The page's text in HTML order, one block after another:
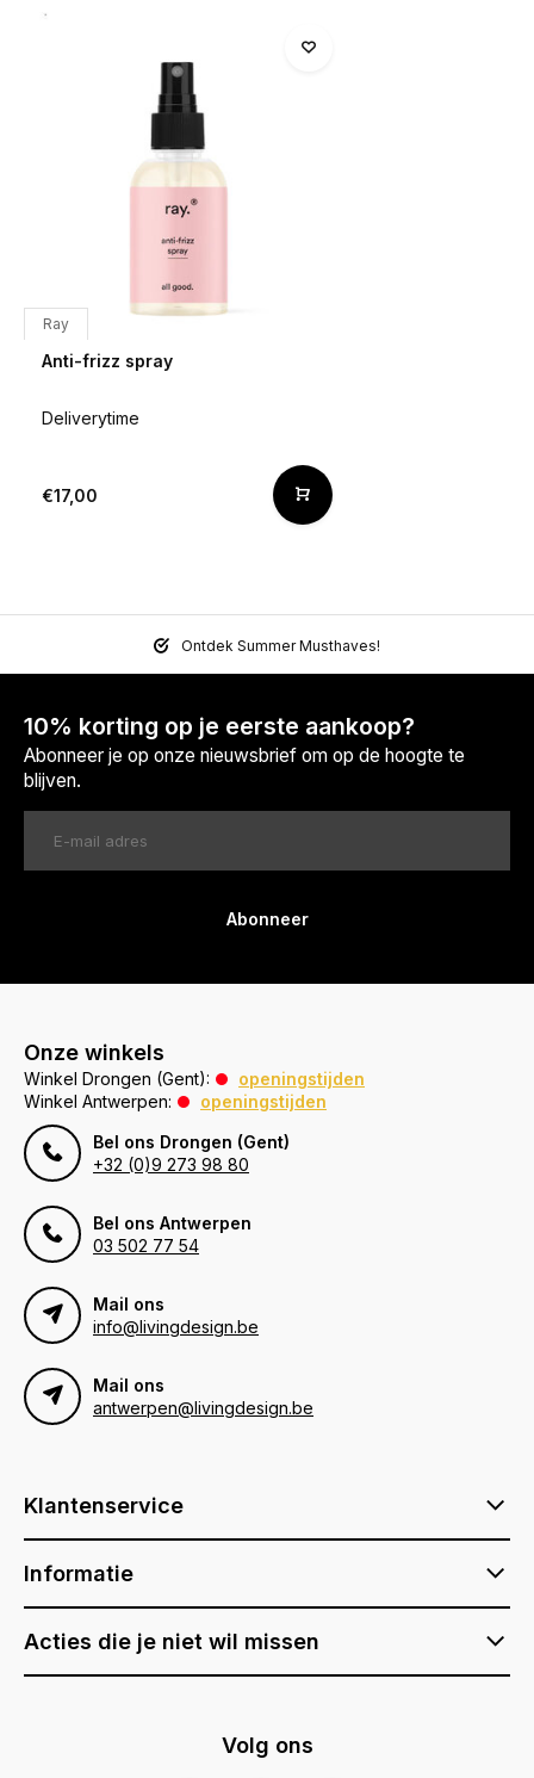
Ray
Anti-frizz spray
Deliverytime
€17,00
Ontdek Summer Musthaves!
10% korting op je eerste aankoop?
Abonneer je op onze nieuwsbrief om op de hoogte te
blijven.
Abonneer
Onze winkels
Winkel Drongen (Gent):
openingstijden
Winkel Antwerpen:
openingstijden
Bel ons Drongen (Gent)
+32 (0)9 273 98 80
Bel ons Antwerpen
03 502 77 54
Mail ons
info@livingdesign.be
Mail ons
antwerpen@livingdesign.be
Klantenservice
Informatie
Acties die je niet wil missen
Volg ons